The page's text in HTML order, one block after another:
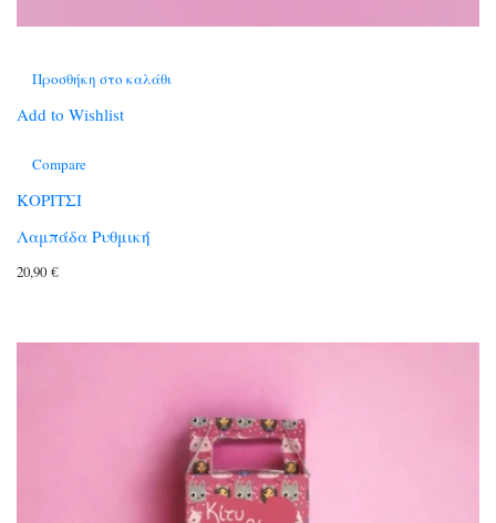
Προσθήκη στο καλάθι
Add to Wishlist
Compare
ΚΟΡΙΤΣΙ
Λαμπάδα Ρυθμική
20,90 €